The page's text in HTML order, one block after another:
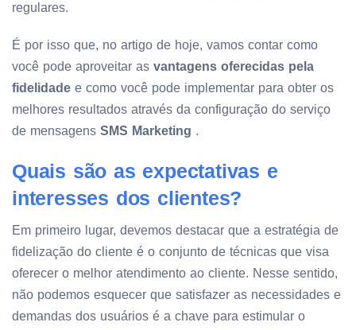
regulares.
É por isso que, no artigo de hoje, vamos contar como
você pode aproveitar as vantagens oferecidas pela
fidelidade e como você pode implementar para obter os
melhores resultados através da configuração do serviço
de mensagens SMS Marketing .
Quais são as expectativas e
interesses dos clientes?
Em primeiro lugar, devemos destacar que a estratégia de
fidelização do cliente é o conjunto de técnicas que visa
oferecer o melhor atendimento ao cliente. Nesse sentido,
não podemos esquecer que satisfazer as necessidades e
demandas dos usuários é a chave para estimular o